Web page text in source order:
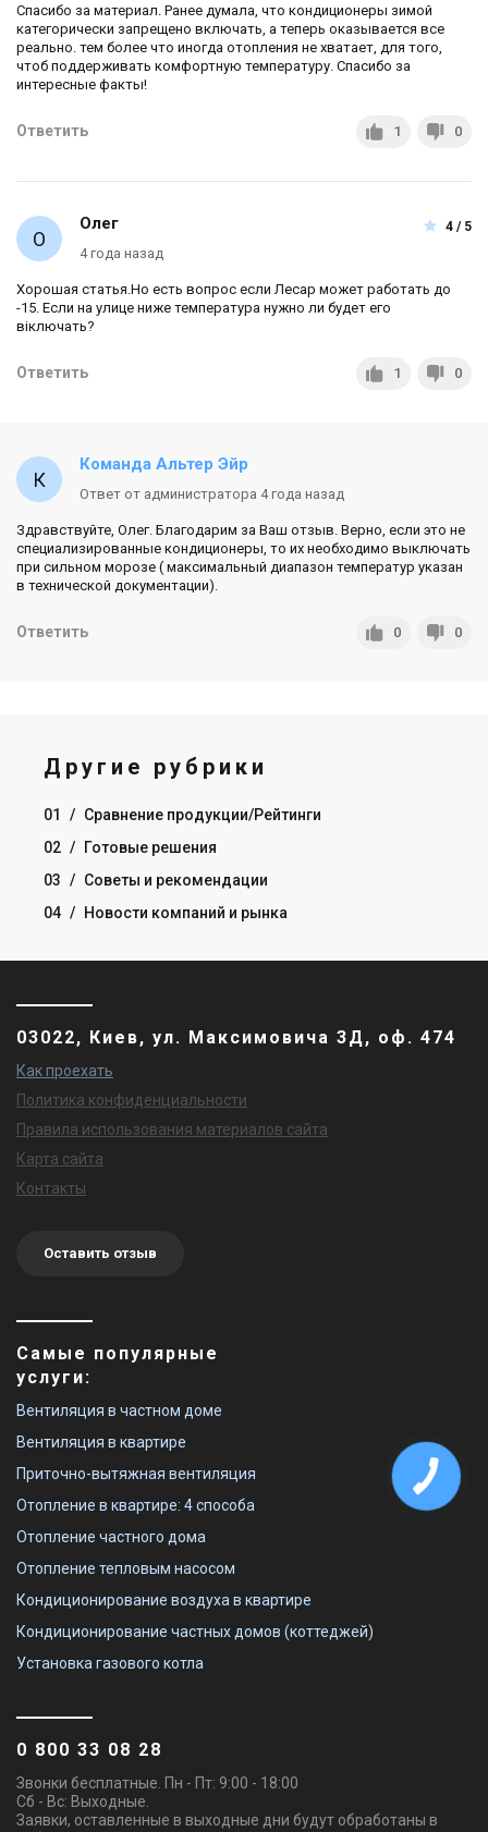
Спасибо за материал. Ранее думала, что кондиционеры зимой
категорически запрещено включать, а теперь оказывается все
реально. тем более что иногда отопления не хватает, для того,
чтоб поддерживать комфортную температуру. Спасибо за
интересные факты!
Ответить 1 0
4 / 5
Олег
4 года назад
Хорошая статья.Но есть вопрос если Лесар может работать до
-15. Если на улице ниже температура нужно ли будет его
віключать?
Ответить 1 0
Команда Альтер Эйр
Ответ от администратора 4 года назад
Здравствуйте, Олег. Благодарим за Ваш отзыв. Верно, если это не
специализированные кондиционеры, то их необходимо выключать
при сильном морозе ( максимальный диапазон температур указан
в технической документации).
Ответить 0 0
Другие рубрики
01 / Сравнение продукции/Рейтинги
02 /
Готовые решения
03 / Советы и рекомендации
04 / Новости компаний и рынка
03022, Киев, ул. Максимовича 3Д, оф. 474
Как проехать
Политика конфиденциальности
Правила использования материалов сайта
Карта сайта
Контакты
Оставить отзыв
Самые популярные
услуги:
Вентиляция в частном доме
Вентиляция в квартире
Приточно-вытяжная вентиляция
Отопление в квартире: 4 способа
Отопление частного дома
Отопление тепловым насосом
Кондиционирование воздуха в квартире
Кондиционирование частных домов (коттеджей)
Установка газового котла
0 800 33 08 28
Звонки бесплатные. Пн - Пт: 9:00 - 18:00
Сб - Вс: Выходные.
Заявки, оставленные в выходные дни будут обработаны в